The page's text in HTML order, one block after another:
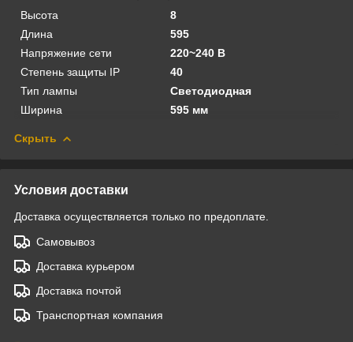
Высота
8
Длина
595
Напряжение сети
220~240 В
Степень защиты IP
40
Тип лампы
Светодиодная
Ширина
595 мм
Скрыть
Условия доставки
Доставка осуществляется только по предоплате.
Самовывоз
Доставка курьером
Доставка почтой
Транспортная компания